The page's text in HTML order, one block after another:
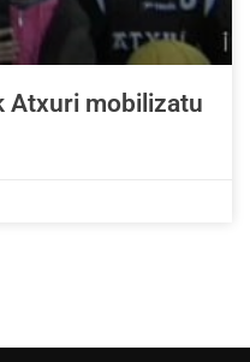
Atxuri mobilizatu